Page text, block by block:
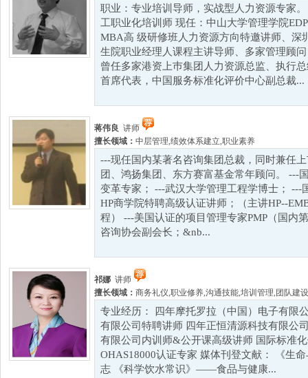
职业：专业培训导师，实战型人力资源专家
工职业化培训师 现任：中山大学管理学院
MBA高 级研修班人力资源方向特邀讲师、深
生院职业经理人课程主讲导师、多家管理顾
曾任多家港资上巿集团人力资源总监、执行
首席代表，中国服务标准化评价中心副总裁...
蒋伟良 讲师
擅长领域： 中层管理,绩效体系建立,职业素养
---现任国内某著名咨询集团总裁，同时兼任
团、鸿扬集团、东方赛富基金常年顾问。 ---
变革专家； ---武汉大学管理工程学博士； ---
HP商学院特聘高级认证讲师；（主讲HP--
程） ---美国认证的项目管理专家PMP（国内
咨询协会副会长；&nb...
祁娜 讲师
擅长领域： 商务礼仪,职业修养,沟通技能,培训管理, 团队建设
专业经历： 四年摩托罗拉（中国）电子有限
有限公司特聘讲师 四年正恒清源科技有限公
有限公司内训师&公开课高级讲师 国际标准
OHAS18000认证专家 媒体刊登文献： 《生
志 《科学饮水常识》——食品与健康...